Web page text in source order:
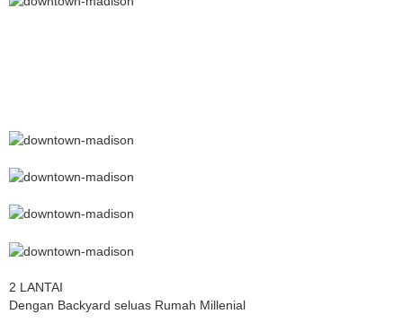
2 LANTAI
Dengan Backyard seluas Rumah Millenial